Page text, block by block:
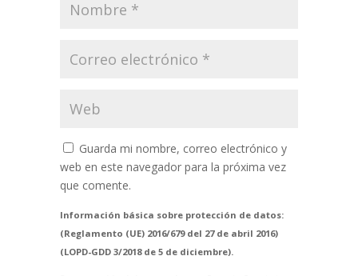
Guarda mi nombre, correo electrónico y
web en este navegador para la próxima vez
que comente.
Información básica sobre protección de datos:
(Reglamento (UE) 2016/679 del 27 de abril 2016)
(LOPD-GDD 3/2018 de 5 de diciembre).